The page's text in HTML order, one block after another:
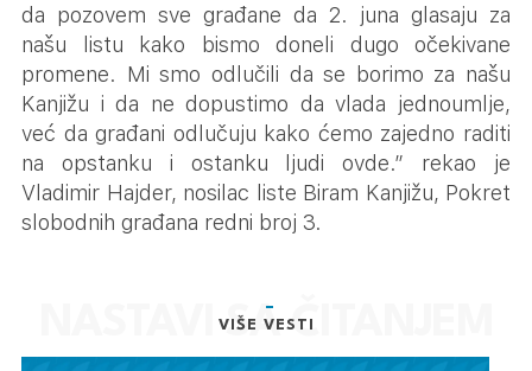
da pozovem sve građane da 2. juna glasaju za
našu listu kako bismo doneli dugo očekivane
promene. Mi smo odlučili da se borimo za našu
Kanjižu i da ne dopustimo da vlada jednoumlje,
već da građani odlučuju kako ćemo zajedno raditi
na opstanku i ostanku ljudi ovde.” rekao je
Vladimir Hajder, nosilac liste Biram Kanjižu, Pokret
slobodnih građana redni broj 3.
VIŠE VESTI